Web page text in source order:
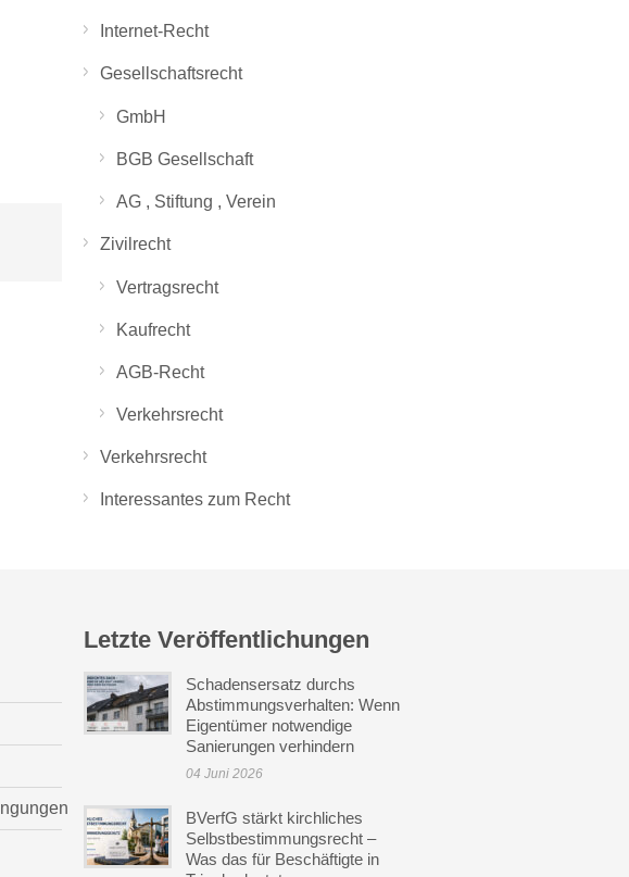
Internet-Recht
Gesellschaftsrecht
GmbH
BGB Gesellschaft
AG , Stiftung , Verein
Zivilrecht
Vertragsrecht
Kaufrecht
AGB-Recht
Verkehrsrecht
Verkehrsrecht
Interessantes zum Recht
Letzte Veröffentlichungen
Schadensersatz durchs
Abstimmungsverhalten: Wenn
Eigentümer notwendige
Sanierungen verhindern
04 Juni 2026
BVerfG stärkt kirchliches
Selbstbestimmungsrecht –
Was das für Beschäftigte in